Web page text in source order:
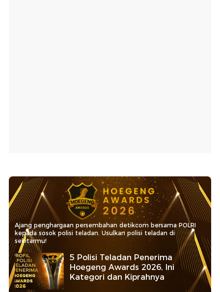
Ajang penghargaan persembahan detikcom bersama POLRI
kepada sosok polisi teladan. Usulkan polisi teladan di
sekitarmu!
5 Polisi Teladan Penerima
Hoegeng Awards 2026, Ini
Kategori dan Kiprahnya